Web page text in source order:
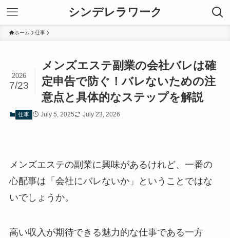
シンデレラワーク
ホーム 仕事
メンズエステ副業の会社バレは確
定申告で防ぐ！バレないための注
意点と具体的なステップを解説
2026
7/23
仕事 July 5, 2025 July 23, 2026
メンズエステの副業に興味があるけれど、一番の
心配事は「会社にバレないか」ということではな
いでしょうか。
高い収入が期待できる魅力的な仕事である一方